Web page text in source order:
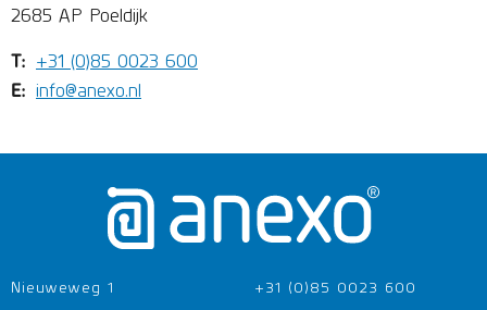
2685 AP Poeldijk
T: +31 (0)85 0023 600
E: info@anexo.nl
Nieuweweg 1 +31 (0)85 0023 600